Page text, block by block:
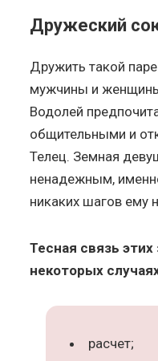
Дружеский
Дружить такой
мужчины и
Водолей
общительными и
Телец. Земная
ненадежным,
никаких шагов ему
Тесная связь
некоторых
расчет;